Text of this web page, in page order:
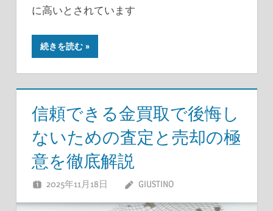
に高いとされています
続きを読む
信頼できる金買取で後悔し
ないための査定と売却の極
意を徹底解説
2025年11月18日 GIUSTINO